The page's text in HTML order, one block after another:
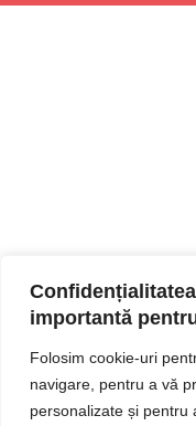
importantă
Folosim cookie-uri
navigare, pentru a vă
personalizate și pentru